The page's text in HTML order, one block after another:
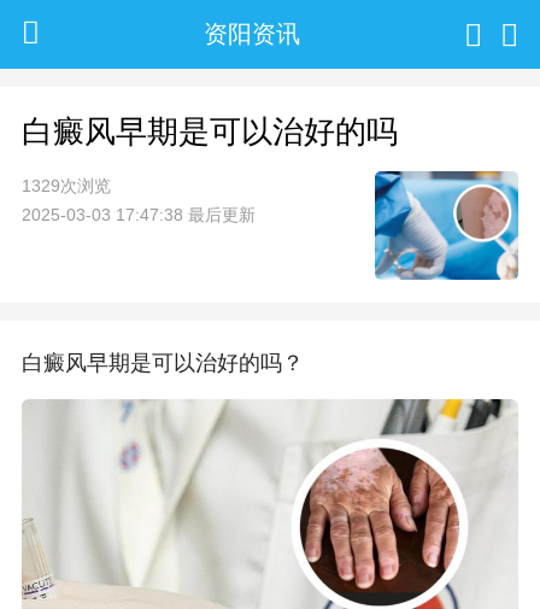
资阳资讯
白癜风早期是可以治好的吗
1329次浏览
2025-03-03 17:47:38 最后更新
白癜风早期是可以治好的吗？